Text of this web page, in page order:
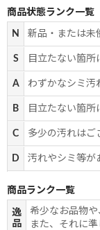
商品状態ランク一覧
N 新品・または未
S 目立たない箇
A わずかなシミ汚
B 目立たない箇
C 多少の汚れはご
D 汚れやシミ等が
商品ランク一覧
逸
品
希少なお品物
また、それに